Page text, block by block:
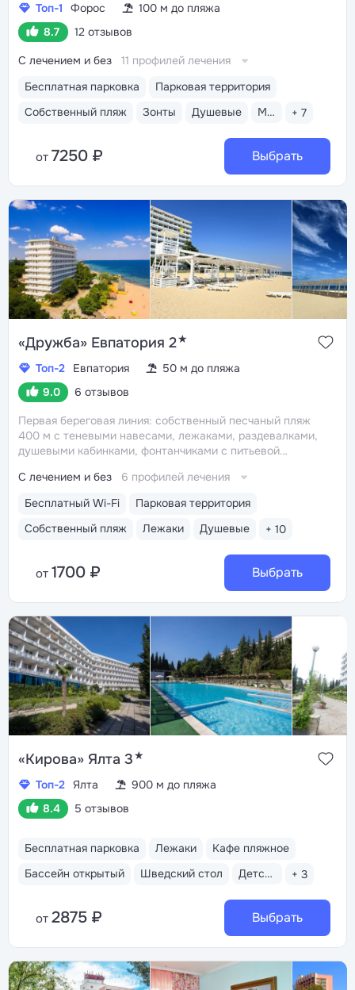
Топ-1 Форос
100 м до пляжа
8.7
12 отзывов
Бесплатная парковка
Парковая территория
Собственный пляж
Зонты Душевые Медицинский пост + 7
С лечением и без 11 профилей лечения
от 7250 ₽ Выбрать
«Дружба» Евпатория 2★
Топ-2 Евпатория
50 м до пляжа
9.0
6 отзывов
Первая береговая линия: собственный песчаный пляж
400 м с теневыми навесами, лежаками, раздевалками,
душевыми кабинками, фонтанчиками с питьевой
парка, аквапарка «Акваленд», набережной им. Фрунзе,
дельфинария и океанариума
«шведский стол» включено в путёвку. На пляже есть
летнее кафе с закусками, мороженым, напитками
Бесплатный Wi-Fi
Парковая территория
Собственный пляж
Лежаки Душевые + 10
С лечением и без 6 профилей лечения
от 1700 ₽ Выбрать
«Кирова» Ялта 3★
Топ-2 Ялта
900 м до пляжа
8.4
5 отзывов
Бесплатная парковка Лежаки
Кафе пляжное
Бассейн открытый
Шведский стол Детская анимация + 3
от 2875 ₽ Выбрать